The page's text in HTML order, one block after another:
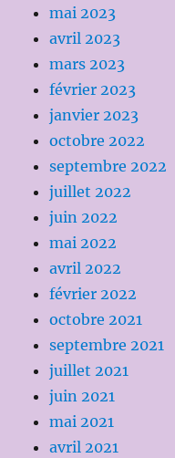
mai 2023
avril 2023
mars 2023
février 2023
janvier 2023
octobre 2022
septembre 2022
juillet 2022
juin 2022
mai 2022
avril 2022
février 2022
octobre 2021
septembre 2021
juillet 2021
juin 2021
mai 2021
avril 2021